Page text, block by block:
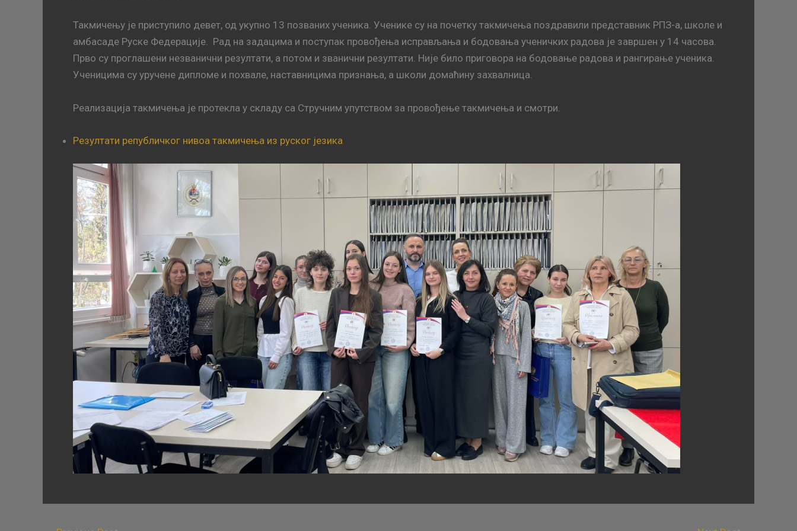
Такмичењу је приступило девет, од укупно 13 позваних ученика. Ученике су на почетку такмичења поздравили представник РПЗ-а, школе и
амбасаде Руске Федерације. Рад на задацима и поступак провођења исправљања и бодовања ученичких радова је завршен у 14 часова.
Прво су проглашени незванични резултати, а потом и званични резултати. Није било приговора на бодовање радова и рангирање ученика.
Ученицима су уручене дипломе и похвале, наставницима признања, а школи домаћину захвалница.
Реализација такмичења је протекла у складу са Стручним упутством за провођење такмичења и смотри.
Резултати републичког нивоа такмичења из руског језика